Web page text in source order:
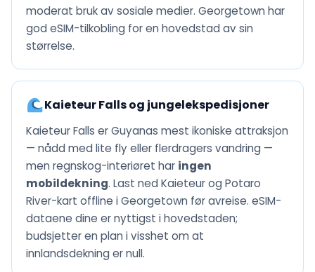
moderat bruk av sosiale medier. Georgetown har
god eSIM-tilkobling for en hovedstad av sin
størrelse.
Kaieteur Falls og jungelekspedisjoner
Kaieteur Falls er Guyanas mest ikoniske attraksjon
— nådd med lite fly eller flerdragers vandring —
men regnskog-interiøret har ingen
mobildekning. Last ned Kaieteur og Potaro
River-kart offline i Georgetown før avreise. eSIM-
dataene dine er nyttigst i hovedstaden;
budsjetter en plan i visshet om at
innlandsdekning er null.